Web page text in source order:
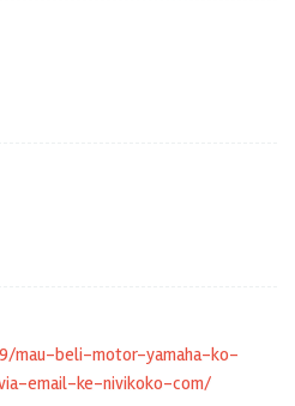
mau-beli-motor-yamaha-ko-
email-ke-nivikoko-com/